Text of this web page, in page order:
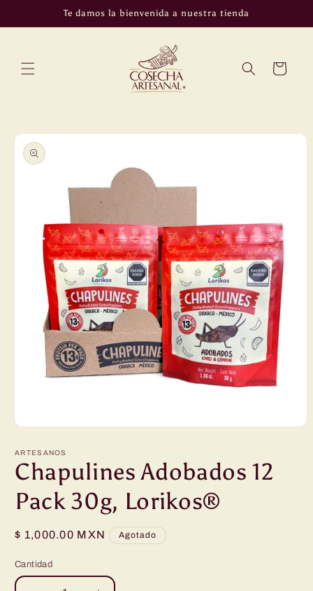
directamente
al contenido
Te damos la bienvenida a nuestra tienda
Carrito
directamente
a la
información
multimedia
1
en
una
ventana
modal
ARTESANOS
Chapulines Adobados 12
Pack 30g, Lorikos®
Precio
$ 1,000.00 MXN Agotado
Cantidad